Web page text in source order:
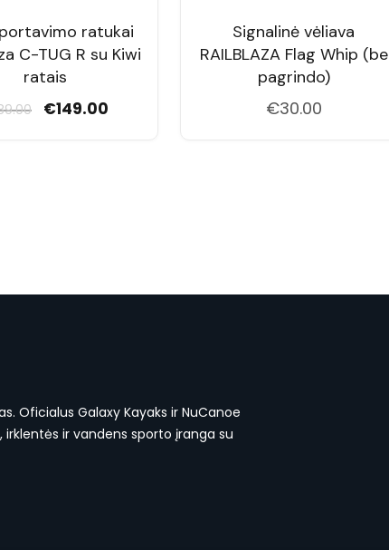
ratukai
C-TUG R su Kiwi
ratais
Original
€149.00Current
Signalinė vėliava
RAILBLAZA Flag Whip (be
pagrindo)
€30.00
Oficialus Galaxy Kayaks ir NuCanoe
irklentės ir vandens sporto įranga su